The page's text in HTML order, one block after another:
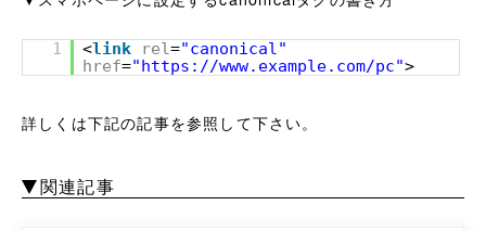
1 <link rel="canonical"
href="https://www.example.com/pc">
詳しくは下記の記事を参照して下さい。
関連記事